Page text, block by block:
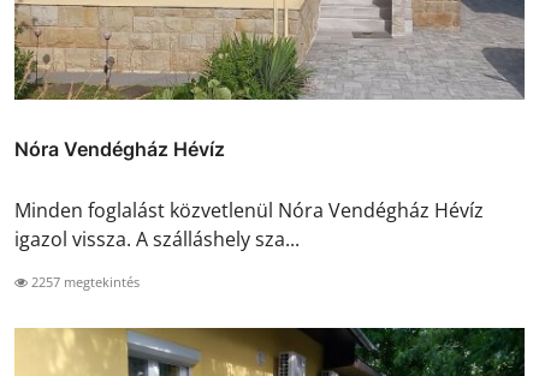
Nóra Vendégház Hévíz
Minden foglalást közvetlenül Nóra Vendégház Hévíz
igazol vissza. A szálláshely sza...
2257 megtekintés